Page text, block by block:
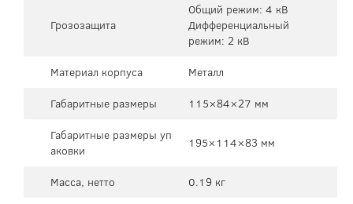
Грозозащита
Общий режим: 4 кВ
Дифференциальный
режим: 2 кВ
Материал корпуса
Металл
Габаритные размеры
115×84×27 мм
Габаритные размеры уп
аковки
195×114×83 мм
Масса, нетто
0.19 кг